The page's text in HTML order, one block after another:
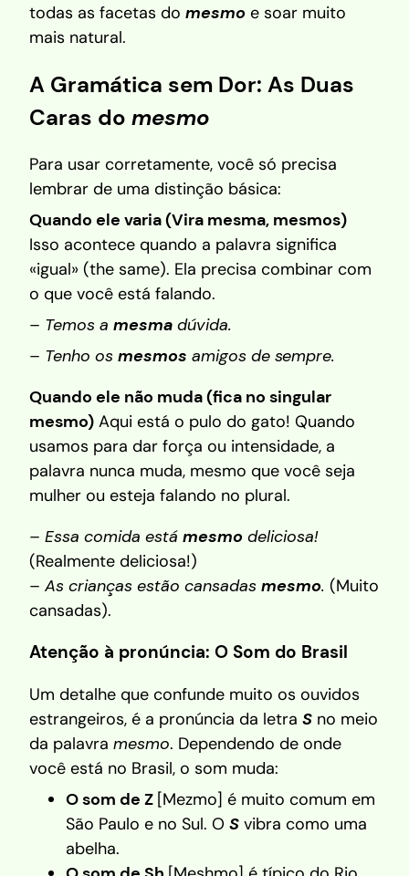
todas as facetas do mesmo e soar muito
mais natural.
A Gramática sem Dor: As Duas
Caras do mesmo
Para usar corretamente, você só precisa
lembrar de uma distinção básica:
Quando ele varia (Vira mesma, mesmos)
Isso acontece quando a palavra significa
«igual» (the same). Ela precisa combinar com
o que você está falando.
– Temos a mesma dúvida.
– Tenho os mesmos amigos de sempre.
Quando ele não muda (fica no singular
mesmo) Aqui está o pulo do gato! Quando
usamos para dar força ou intensidade, a
palavra nunca muda, mesmo que você seja
mulher ou esteja falando no plural.
– Essa comida está mesmo deliciosa!
(Realmente deliciosa!)
– As crianças estão cansadas mesmo. (Muito
cansadas).
Atenção à pronúncia: O Som do Brasil
Um detalhe que confunde muito os ouvidos
estrangeiros, é a pronúncia da letra S no meio
da palavra mesmo. Dependendo de onde
você está no Brasil, o som muda:
O som de Z [Mezmo] é muito comum em
São Paulo e no Sul. O S vibra como uma
abelha.